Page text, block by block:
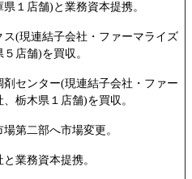
１店舗)と業務資本提携。
ス(現連結子会社・ファーマライズ
店舗)を買収。
センター(現連結子会社・ファー
栃木県１店舗)を買収。
第二部へ市場変更。
業務資本提携。